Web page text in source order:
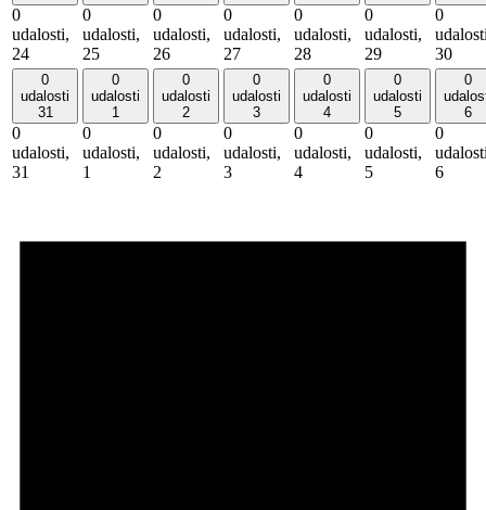
0
udalosti,
24
0
udalosti,
25
0
udalosti,
26
0
udalosti,
27
0
udalosti,
28
0
udalosti,
29
0
30
0
udalosti
31
0
udalosti,
31
0
udalosti
1
0
udalosti,
1
0
udalosti
2
0
udalosti,
2
0
udalosti
3
0
udalosti,
3
0
udalosti
4
0
udalosti,
4
0
udalosti
5
0
udalosti,
5
0
6
0
6